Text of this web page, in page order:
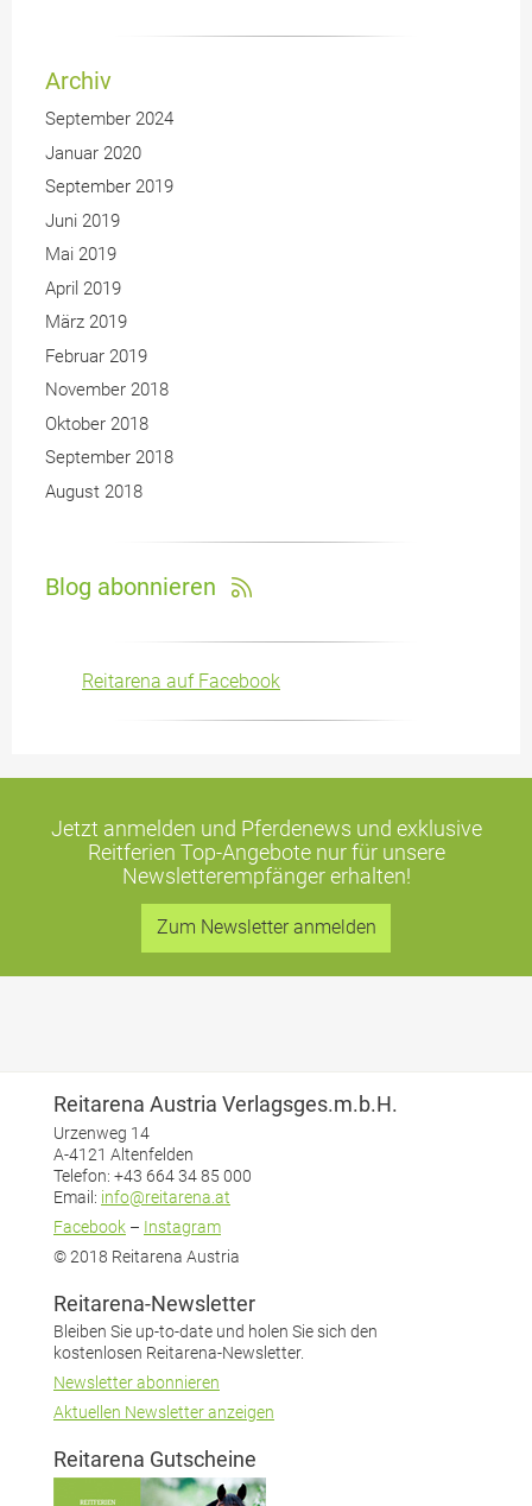
Archiv
September 2024
Januar 2020
September 2019
Juni 2019
Mai 2019
April 2019
März 2019
Februar 2019
November 2018
Oktober 2018
September 2018
August 2018
Blog abonnieren
Reitarena auf Facebook
Jetzt anmelden und Pferdenews und exklusive
Reitferien Top-Angebotenur für unsere
Newsletterempfänger erhalten!
Zum Newsletter anmelden
Reitarena Austria Verlagsges.m.b.H.
Urzenweg 14
A-4121 Altenfelden
Telefon: +43 664 34 85 000
Email: info@reitarena.at
Facebook – Instagram
© 2018 Reitarena Austria
Reitarena-Newsletter
Bleiben Sie up-to-date und holen Sie sich den
kostenlosen Reitarena-Newsletter.
Newsletter abonnieren
Aktuellen Newsletter anzeigen
Reitarena Gutscheine